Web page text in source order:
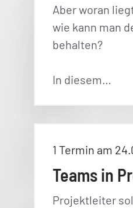
Aber woran
wie kann man
behalten?
In diesem…
1 Termin am
Teams in
Projektleiter